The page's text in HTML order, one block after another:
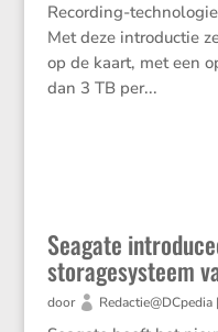
Recording-
Met deze introductie
op de kaart, met een
dan 3 TB per...
Seagate
storagesysteem
door Redactie@DCpedia|